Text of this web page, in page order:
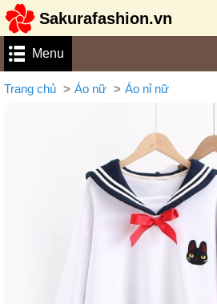
Sakurafashion.vn
Menu
Trang chủ Áo nữ Áo nỉ nữ